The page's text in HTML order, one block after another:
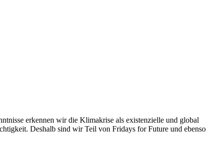
erkennen wir die Klimakrise als existenzielle und global
Deshalb sind wir Teil von Fridays for Future und ebenso